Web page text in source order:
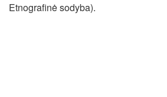
Etnografinė sodyba).